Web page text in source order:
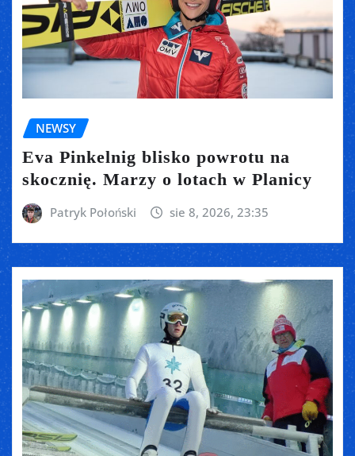
NEWSY
Eva Pinkelnig blisko powrotu na
skocznię. Marzy o lotach w Planicy
Patryk Połoński sie 8, 2026, 23:35